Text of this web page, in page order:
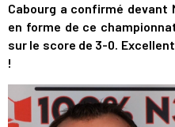
Cabourg a confirmé devant
en forme de ce
sur le score de 3-0.
!